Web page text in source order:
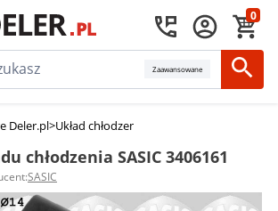
0
Zaawansowane
Deler.pl>Układ chłodzenia silnika
chłodzenia SASIC 3406161
SASIC